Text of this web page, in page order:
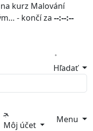
na kurz Malování
- končí za --:--:--
Hľadať
Môj účet
Menu